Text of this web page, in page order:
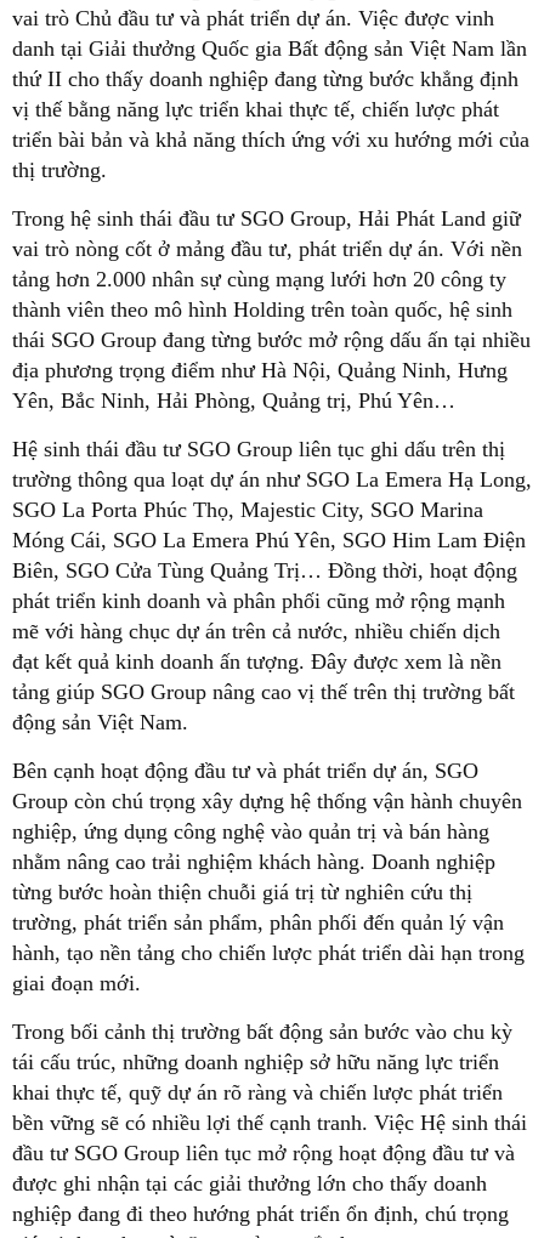
vai trò Chủ đầu tư và phát triển dự án. Việc được vinh
danh tại Giải thưởng Quốc gia Bất động sản Việt Nam lần
thứ II cho thấy doanh nghiệp đang từng bước khẳng định
vị thế bằng năng lực triển khai thực tế, chiến lược phát
triển bài bản và khả năng thích ứng với xu hướng mới của
thị trường.
Trong hệ sinh thái đầu tư SGO Group, Hải Phát Land giữ
vai trò nòng cốt ở mảng đầu tư, phát triển dự án. Với nền
tảng hơn 2.000 nhân sự cùng mạng lưới hơn 20 công ty
thành viên theo mô hình Holding trên toàn quốc, hệ sinh
thái SGO Group đang từng bước mở rộng dấu ấn tại nhiều
địa phương trọng điểm như Hà Nội, Quảng Ninh, Hưng
Yên, Bắc Ninh, Hải Phòng, Quảng trị, Phú Yên…
Hệ sinh thái đầu tư SGO Group liên tục ghi dấu trên thị
trường thông qua loạt dự án như SGO La Emera Hạ Long,
SGO La Porta Phúc Thọ, Majestic City, SGO Marina
Móng Cái, SGO La Emera Phú Yên, SGO Him Lam Điện
Biên, SGO Cửa Tùng Quảng Trị… Đồng thời, hoạt động
phát triển kinh doanh và phân phối cũng mở rộng mạnh
mẽ với hàng chục dự án trên cả nước, nhiều chiến dịch
đạt kết quả kinh doanh ấn tượng. Đây được xem là nền
tảng giúp SGO Group nâng cao vị thế trên thị trường bất
động sản Việt Nam.
Bên cạnh hoạt động đầu tư và phát triển dự án, SGO
Group còn chú trọng xây dựng hệ thống vận hành chuyên
nghiệp, ứng dụng công nghệ vào quản trị và bán hàng
nhằm nâng cao trải nghiệm khách hàng. Doanh nghiệp
từng bước hoàn thiện chuỗi giá trị từ nghiên cứu thị
trường, phát triển sản phẩm, phân phối đến quản lý vận
hành, tạo nền tảng cho chiến lược phát triển dài hạn trong
giai đoạn mới.
Trong bối cảnh thị trường bất động sản bước vào chu kỳ
tái cấu trúc, những doanh nghiệp sở hữu năng lực triển
khai thực tế, quỹ dự án rõ ràng và chiến lược phát triển
bền vững sẽ có nhiều lợi thế cạnh tranh. Việc Hệ sinh thái
đầu tư SGO Group liên tục mở rộng hoạt động đầu tư và
được ghi nhận tại các giải thưởng lớn cho thấy doanh
nghiệp đang đi theo hướng phát triển ổn định, chú trọng